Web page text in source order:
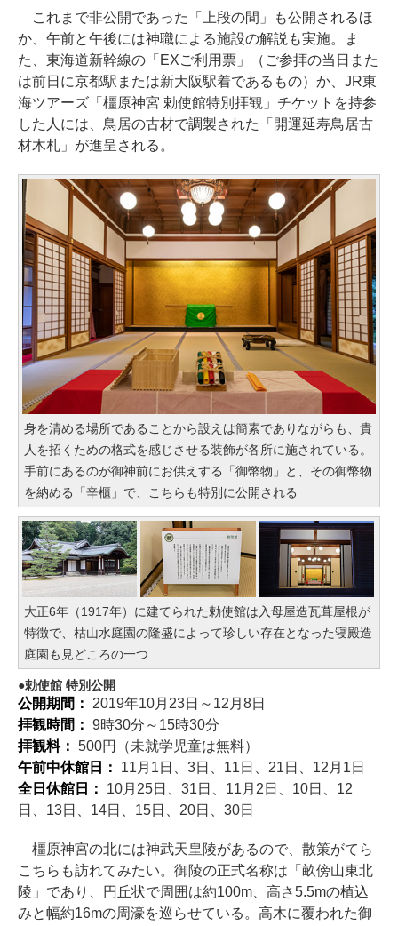
これまで非公開であった「上段の間」も公開されるほ
か、午前と午後には神職による施設の解説も実施。ま
た、東海道新幹線の「EXご利用票」（ご参拝の当日また
は前日に京都駅または新大阪駅着であるもの）か、JR東
海ツアーズ「橿原神宮 勅使館特別拝観」チケットを持参
した人には、鳥居の古材で調製された「開運延寿鳥居古
材木札」が進呈される。
身を清める場所であることから設えは簡素でありながらも、貴
人を招くための格式を感じさせる装飾が各所に施されている。
手前にあるのが御神前にお供えする「御幣物」と、その御幣物
を納める「辛櫃」で、こちらも特別に公開される
大正6年（1917年）に建てられた勅使館は入母屋造瓦葺屋根が
特徴で、枯山水庭園の隆盛によって珍しい存在となった寝殿造
庭園も見どころの一つ
勅使館 特別公開
公開期間： 2019年10月23日～12月8日
拝観時間： 9時30分～15時30分
拝観料： 500円（未就学児童は無料）
午前中休館日： 11月1日、3日、11日、21日、12月1日
全日休館日： 10月25日、31日、11月2日、10日、12
日、13日、14日、15日、20日、30日
橿原神宮の北には神武天皇陵があるので、散策がてら
こちらも訪れてみたい。御陵の正式名称は「畝傍山東北
陵」であり、円丘状で周囲は約100m、高さ5.5mの植込
みと幅約16mの周濠を巡らせている。高木に覆われた御